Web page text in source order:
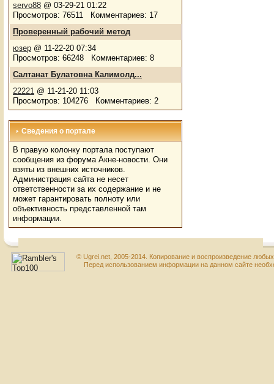
servo88 @ 03-29-21 01:22
Просмотров: 76511 Комментариев: 17
Проверенный рабочий метод
юзер @ 11-22-20 07:34
Просмотров: 66248 Комментариев: 8
Салтанат Булатовна Калимолд...
22221 @ 11-21-20 11:03
Просмотров: 104276 Комментариев: 2
Сведения о портале
В правую колонку портала поступают
сообщения из форума Акне-новости. Они
взяты из внешних источников.
Администрация сайта не несет
ответственности за их содержание и не
может гарантировать полноту или
объективность представленной там
информации.
© Ugrei.net, 2005-2014. Копирование и воспроизведение
Перед использованием информации на данном сайте